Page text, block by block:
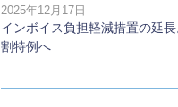
2025年12月17日
インボイス負担軽減措置の延
割特例へ